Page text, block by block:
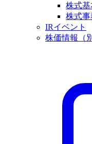
株式基
株式事
IRイベント
株価情報
（